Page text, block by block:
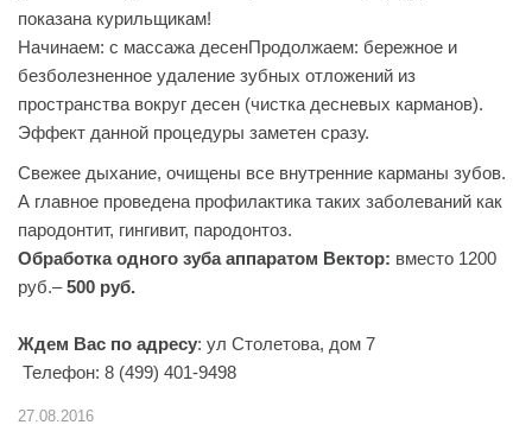
показана курильщикам!
Начинаем: с массажа десенПродолжаем: бережное и
безболезненное удаление зубных отложений из
пространства вокруг десен (чистка десневых карманов).
Эффект данной процедуры заметен сразу.
Свежее дыхание, очищены все внутренние карманы зубов.
А главное проведена профилактика таких заболеваний как
пародонтит, гингивит, пародонтоз.
Обработка одного зуба аппаратом Вектор: вместо 1200
руб.–500 руб.
Ждем Вас по адресу: ул Столетова, дом 7
Телефон: 8 (499) 401-9498
27.08.2016